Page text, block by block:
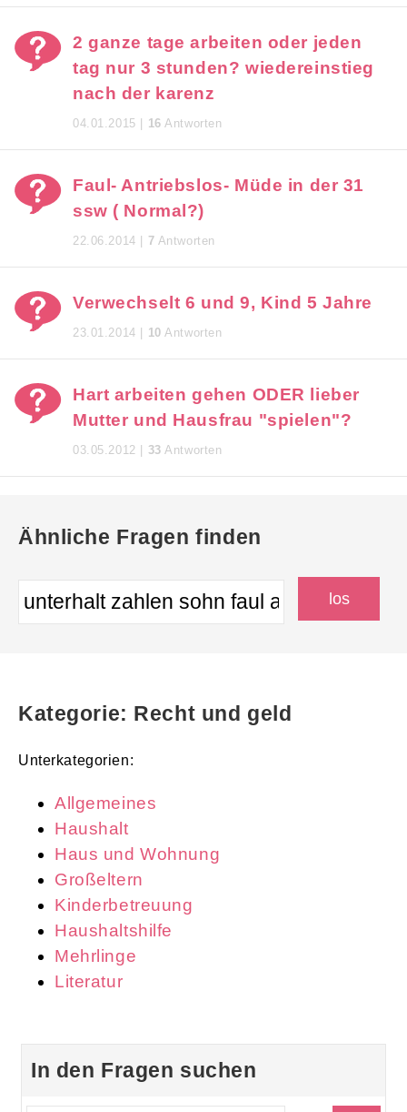
2 ganze tage arbeiten oder jeden
tag nur 3 stunden? wiedereinstieg
nach der karenz
04.01.2015 | 16 Antworten
Faul- Antriebslos- Müde in der 31
ssw ( Normal?)
22.06.2014 | 7 Antworten
Verwechselt 6 und 9, Kind 5 Jahre
23.01.2014 | 10 Antworten
Hart arbeiten gehen ODER lieber
Mutter und Hausfrau "spielen"?
03.05.2012 | 33 Antworten
Ähnliche Fragen finden
Kategorie: Recht und geld
Unterkategorien:
Allgemeines
Haushalt
Haus und Wohnung
Großeltern
Kinderbetreuung
Haushaltshilfe
Mehrlinge
Literatur
In den Fragen suchen